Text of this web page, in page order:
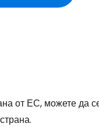
от ЕС, можете да
в
общност на